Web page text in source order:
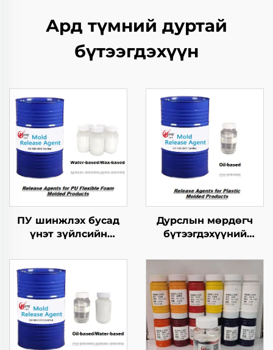
Ард түмний дуртай
бүтээгдэхүүн
ПУ шинжлэх бусад
үнэт зүйлсийн
бутархайг гаргах
агент
Дурслын мөрдөгч
бүтээгдэхүүний